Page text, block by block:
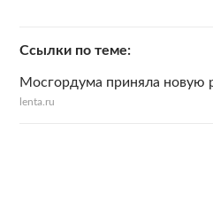
Ссылки по теме
Мосгордума приняла новую
lenta.ru